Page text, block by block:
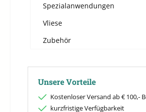
Spezialanwendungen
Vliese
Zubehör
Unsere Vorteile
Kostenloser Versand ab € 100,-
kurzfristige Verfügbarkeit